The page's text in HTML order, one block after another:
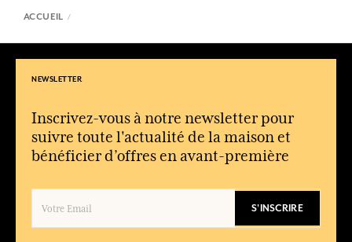
ACCUEIL
NEWSLETTER
Inscrivez-vous à notre newsletter pour
suivre toute l'actualité de la maison et
bénéficier d’offres en avant-première
S'INSCRIRE